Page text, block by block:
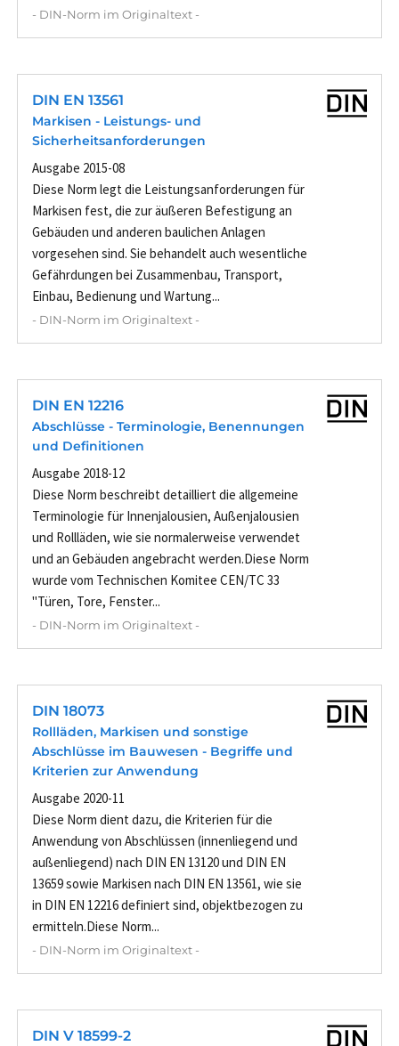
- DIN-Norm im Originaltext -
DIN EN 13561
Markisen - Leistungs- und
Sicherheitsanforderungen
Ausgabe 2015-08
Diese Norm legt die Leistungsanforderungen für
Markisen fest, die zur äußeren Befestigung an
Gebäuden und anderen baulichen Anlagen
vorgesehen sind. Sie behandelt auch wesentliche
Gefährdungen bei Zusammenbau, Transport,
Einbau, Bedienung und Wartung...
- DIN-Norm im Originaltext -
DIN EN 12216
Abschlüsse - Terminologie, Benennungen
und Definitionen
Ausgabe 2018-12
Diese Norm beschreibt detailliert die allgemeine
Terminologie für Innenjalousien, Außenjalousien
und Rollläden, wie sie normalerweise verwendet
und an Gebäuden angebracht werden.Diese Norm
wurde vom Technischen Komitee CEN/TC 33
"Türen, Tore, Fenster...
- DIN-Norm im Originaltext -
DIN 18073
Rollläden, Markisen und sonstige
Abschlüsse im Bauwesen - Begriffe und
Kriterien zur Anwendung
Ausgabe 2020-11
Diese Norm dient dazu, die Kriterien für die
Anwendung von Abschlüssen (innenliegend und
außenliegend) nach DIN EN 13120 und DIN EN
13659 sowie Markisen nach DIN EN 13561, wie sie
in DIN EN 12216 definiert sind, objektbezogen zu
ermitteln.Diese Norm...
- DIN-Norm im Originaltext -
DIN V 18599-2